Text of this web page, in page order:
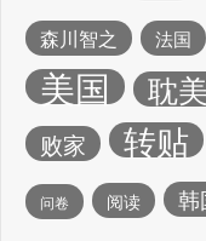
森川智之 法国
美国 耽
败家 转贴
问卷 阅读 韩